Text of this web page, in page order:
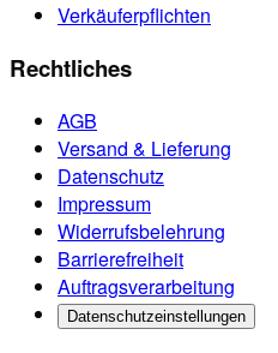
Verkäuferpflichten
Rechtliches
AGB
Versand & Lieferung
Datenschutz
Impressum
Widerrufsbelehrung
Barrierefreiheit
Auftragsverarbeitung
Datenschutzeinstellungen